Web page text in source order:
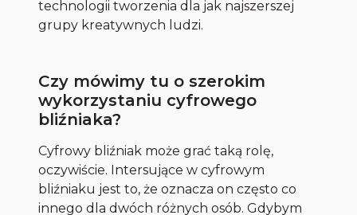
technologii tworzenia dla jak najszerszej
grupy kreatywnych ludzi.
Czy mówimy tu o szerokim
wykorzystaniu cyfrowego
bliźniaka?
Cyfrowy bliźniak może grać taką rolę,
oczywiście. Intersujące w cyfrowym
bliźniaku jest to, że oznacza on często co
innego dla dwóch różnych osób. Gdybym